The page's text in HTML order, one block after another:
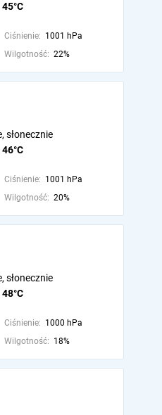
45°C
Ciśnienie: 1001 hPa
Wilgotność: 22%
46°C
słonecznie
Ciśnienie: 1001 hPa
Wilgotność: 20%
48°C
słonecznie
Ciśnienie: 1000 hPa
Wilgotność: 18%